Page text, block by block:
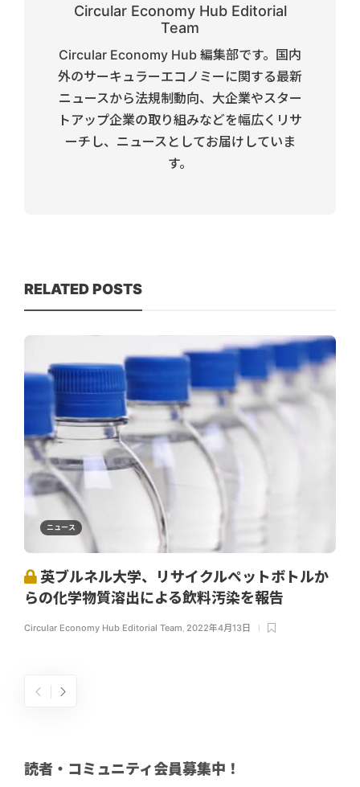
Circular Economy Hub Editorial
Team
Circular Economy Hub 編集部です。国内
外のサーキュラーエコノミーに関する最新
ニュースから法規制動向、大企業やスター
トアップ企業の取り組みなどを幅広くリサ
ーチし、ニュースとしてお届けしていま
す。
RELATED POSTS
ニュース
英ブルネル大学、リサイクルペットボトルか
らの化学物質溶出による飲料汚染を報告
Circular Economy Hub Editorial Team, 2022年4月13日
読者・コミュニティ会員募集中！